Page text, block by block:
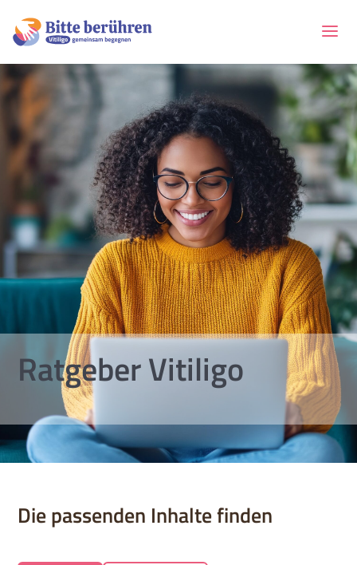
Ratgeber Vitiligo
Die passenden Inhalte finden